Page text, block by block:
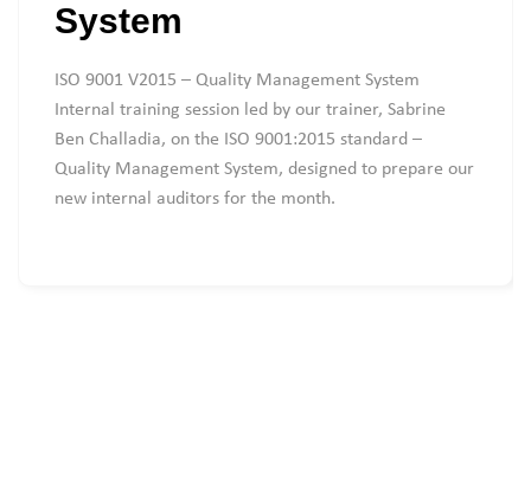
System
ISO 9001 V2015 – Quality Management System
Internal training session led by our trainer, Sabrine
Ben Challadia, on the ISO 9001:2015 standard –
Quality Management System, designed to prepare our
new internal auditors for the month.